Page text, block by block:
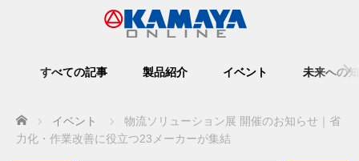
すべての記事 製品紹介 イベント 未来への
Home イベント
物流ソリューション展 開催のお知らせ｜省
力化・作業改善に役立つ23メーカーが集結